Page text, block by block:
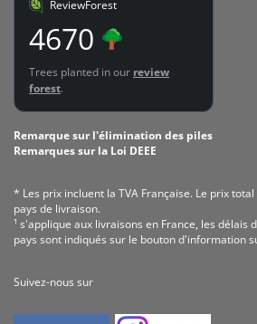
ReviewForest
4670
Trees planted in our review
forest.
Remarque sur l'élimination des piles
Remarques sur la Loi DEEE
* Les prix incluent la TVA Fran­çaise. Le prix
pays de livraison.
¹ s'applique aux livraisons en France, les délais
pays sont indiqués sur le bouton d'information
Suivez-nous sur